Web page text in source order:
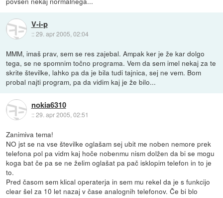
V-i-p
::29. apr 2005, 02:04
MMM, imaš prav, sem se res zajebal. Ampak ker je že kar dolgo
tega, se ne spomnim točno programa. Vem da sem imel nekaj za te
skrite številke, lahko pa da je bila tudi tajnica, sej ne vem. Bom
probal najti program, pa da vidim kaj je že bilo...
nokia6310
::29. apr 2005, 02:51
Zanimiva tema!
NO jst se na vse številke oglašam sej ubit me noben nemore prek
telefona pol pa vidm kaj hoče nobenmu nism dolžen da bi se mogu
koga bat če pa se ne želim oglašat pa pač isklopim telefon in to je
to.
Pred časom sem klical operaterja in sem mu rekel da je s funkcijo
clear šel za 10 let nazaj v čase analognih telefonov. Če bi blo